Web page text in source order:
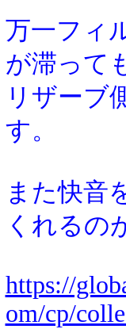
万一フィ
が滞って
リザーブ
す。
また快音
くれるの
https://
om/cp/